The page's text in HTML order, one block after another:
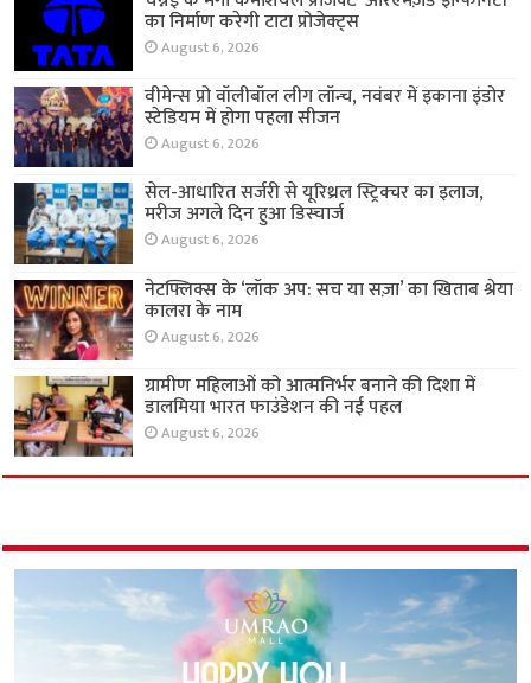
का निर्माण करेगी टाटा प्रोजेक्ट्स
August 6, 2026
वीमेन्स प्रो वॉलीबॉल लीग लॉन्च, नवंबर में इकाना इंडोर
स्टेडियम में होगा पहला सीजन
August 6, 2026
सेल-आधारित सर्जरी से यूरिथ्रल स्ट्रिक्चर का इलाज,
मरीज अगले दिन हुआ डिस्चार्ज
August 6, 2026
नेटफ्लिक्स के ‘लॉक अप: सच या सज़ा’ का खिताब श्रेया
कालरा के नाम
August 6, 2026
ग्रामीण महिलाओं को आत्मनिर्भर बनाने की दिशा में
डालमिया भारत फाउंडेशन की नई पहल
August 6, 2026